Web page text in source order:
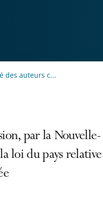
des auteurs c...
par la Nouvelle-
loi du pays